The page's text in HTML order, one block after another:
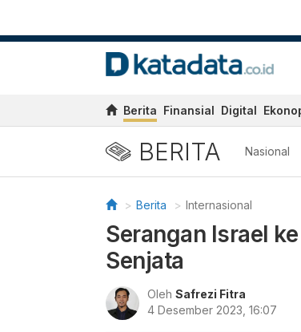
Berita Finansial Digital
BERITA Nasional
Berita Internasional
Serangan Israel
Senjata
Oleh Safrezi Fitra
4 Desember 2023, 16:07